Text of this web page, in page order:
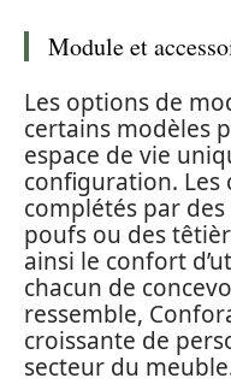
Module et
Les options de
certains modèles
espace de vie
configuration. Les
complétés par
poufs ou des
ainsi le confort
chacun de
ressemble,
croissante de
secteur du